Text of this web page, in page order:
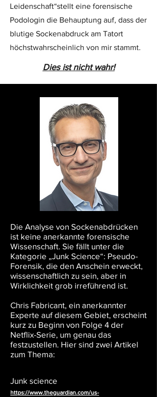
Leidenschaft“stellt eine forensische
Podologin die Behauptung auf, dass der
blutige Sockenabdruck am Tatort
höchstwahrscheinlich von mir stammt.
Dies ist nicht wahr!
Die Analyse von Sockenabdrücken
ist keine anerkannte forensische
Wissenschaft. Sie fällt unter die
Kategorie „Junk Science“: Pseudo-
Forensik, die den Anschein erweckt,
wissenschaftlich zu sein, aber in
Wirklichkeit grob irreführend ist.
Chris Fabricant, ein anerkannter
Experte auf diesem Gebiet, erscheint
kurz zu Beginn von Folge 4 der
Netflix-Serie, um genau das
festzustellen. Hier sind zwei Artikel
zum Thema:
Junk science
https://www.theguardian.com/us-